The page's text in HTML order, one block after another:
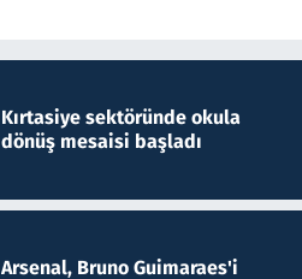
Kırtasiye sektöründe okula
dönüş mesaisi başladı
Arsenal, Bruno Guimaraes'i